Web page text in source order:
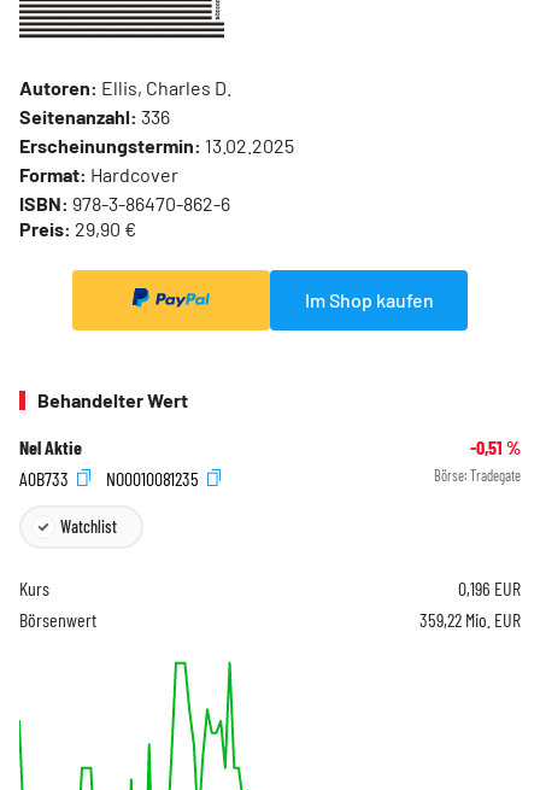
Autoren: Ellis, Charles D.
Seitenanzahl: 336
Erscheinungstermin: 13.02.2025
Format: Hardcover
ISBN: 978-3-86470-862-6
Preis: 29,90 €
Im Shop kaufen
Behandelter Wert
Nel Aktie -0,51 %
A0B733
NO0010081235 Börse: Tradegate
Watchlist
Kurs 0,196 EUR
Börsenwert
359,22 Mio. EUR